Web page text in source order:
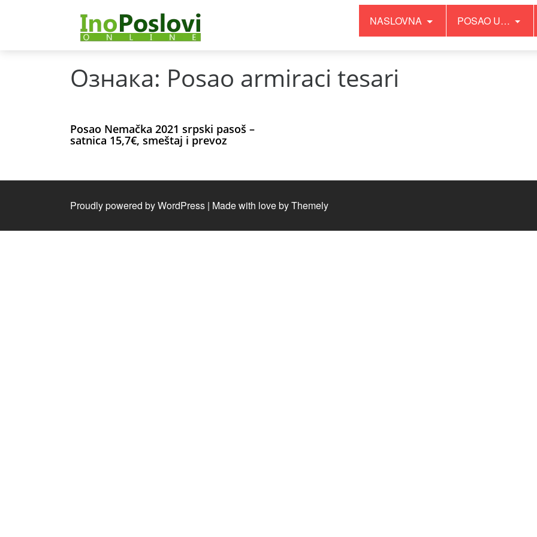
NASLOVNA POSAO U…
Ознака: Posao armiraci tesari
Posao Nemačka 2021 srpski pasoš –
satnica 15,7€, smeštaj i prevoz
Proudly powered by WordPress | Made with love byThemely